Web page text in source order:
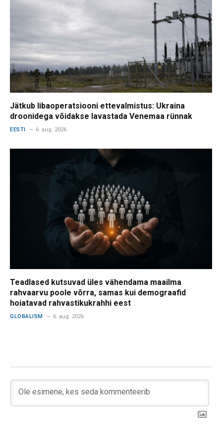
Jätkub libaoperatsiooni ettevalmistus: Ukraina
droonidega võidakse lavastada Venemaa rünnak
EESTI 6. aug. 2026
Teadlased kutsuvad üles vähendama maailma
rahvaarvu poole võrra, samas kui demograafid
hoiatavad rahvastikukrahhi eest
GLOBALISM 6. aug. 2026